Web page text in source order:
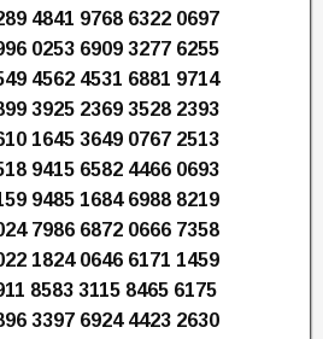
4841 9768 6322 0697
0253 6909 3277 6255
4562 4531 6881 9714
3925 2369 3528 2393
1645 3649 0767 2513
9415 6582 4466 0693
9485 1684 6988 8219
7986 6872 0666 7358
1824 0646 6171 1459
8583 3115 8465 6175
3397 6924 4423 2630